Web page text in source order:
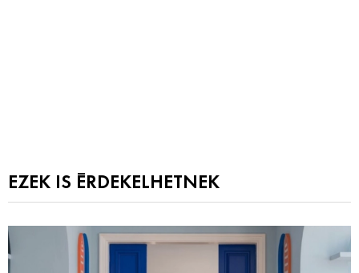
EZEK IS ÉRDEKELHETNEK